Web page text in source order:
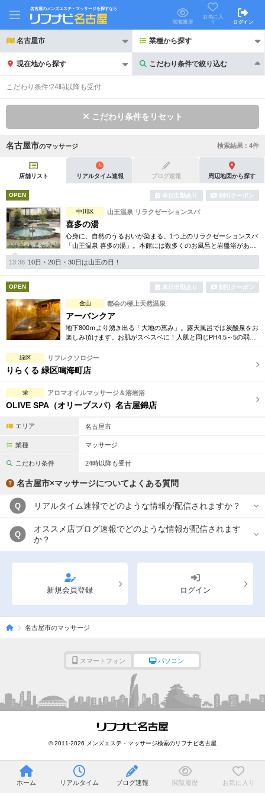
名古屋のメンズエステ・マッサージを探すなら
閲覧履歴
お気に入
り
ログイン
名古屋市 業種から探す
現在地から探す こだわり条件で絞り込む
こだわり条件で絞り込む
初回割引あり リピーター割引あり
団体割引 ポイントカード有
キャッシュレス決済OK
2名様歓迎 団体様歓迎
完全個室 半個室あり
ペアルームあり シャワー室完備
フットバスあり
専用駐車場あり 有資格者在籍
日本人スタッフのみ
駅から徒歩5分以内
閉じる
こだわり条件:24時以降も受付
こだわり条件をリセット
名古屋市のマッサージ 検索結果 : 4件
店舗リスト リアルタイム速報 ブログ速報 周辺地図から探す
OPEN 本日出勤あり 割引クーポン
中川区 山王温泉 リラクゼーションスパ
喜多の湯
心身に、自然のうるおいが染まる。1つ上のリラクゼーションスパ
「山王温泉 喜多の湯」。本館には数多くのお風呂と岩盤浴があ
り、日常を忘れ癒しの空間を楽しんで頂けます。別館は美のフロ
アをご用意しております。
13:38 10日・20日・30日は山王の日！
OPEN 本日出勤あり 割引クーポン
金山 都会の極上天然温泉
アーバンクア
地下800ｍより湧き出る「大地の恵み」。露天風呂では炭酸泉をお
楽しみ頂けます。お肌がスベスベに！人肌と同じPH4.5～5の弱酸
発揮致します。
緑区 リフレクソロジー
りらくる 緑区鳴海町店
栄 アロマオイルマッサージ＆溶岩浴
OLIVE SPA（オリーブスパ）名古屋錦店
エリア 名古屋市
業種 マッサージ
こだわり条件 24時以降も受付
名古屋市×マッサージについてよくある質問
Q リアルタイム速報でどのような情報が配信されますか？
Q
オススメ店ブログ速報でどのような情報が配信されます
か？
新規会員登録 ログイン
名古屋市のマッサージ
スマートフォン パソコン
© 2011-2026 メンズエステ・マッサージ検索のリフナビ名古屋
ホーム リアルタイム ブログ速報 閲覧履歴 お気に入り